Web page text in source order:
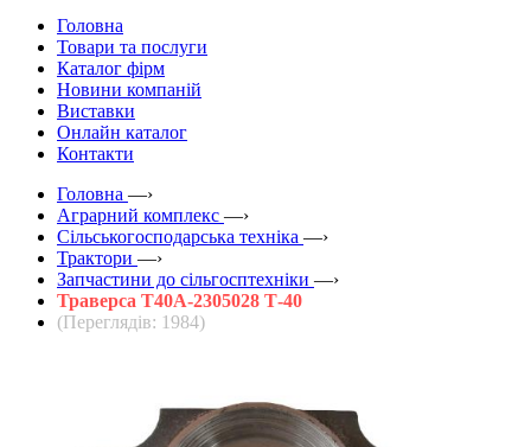
Головна
Товари та послуги
Каталог фірм
Новини компаній
Виставки
Онлайн каталог
Контакти
Головна —›
Аграрний комплекс —›
Сільськогосподарська техніка —›
Трактори —›
Запчастини до сільгосптехніки —›
Траверса Т40А-2305028 Т-40
(Переглядів: 1984)